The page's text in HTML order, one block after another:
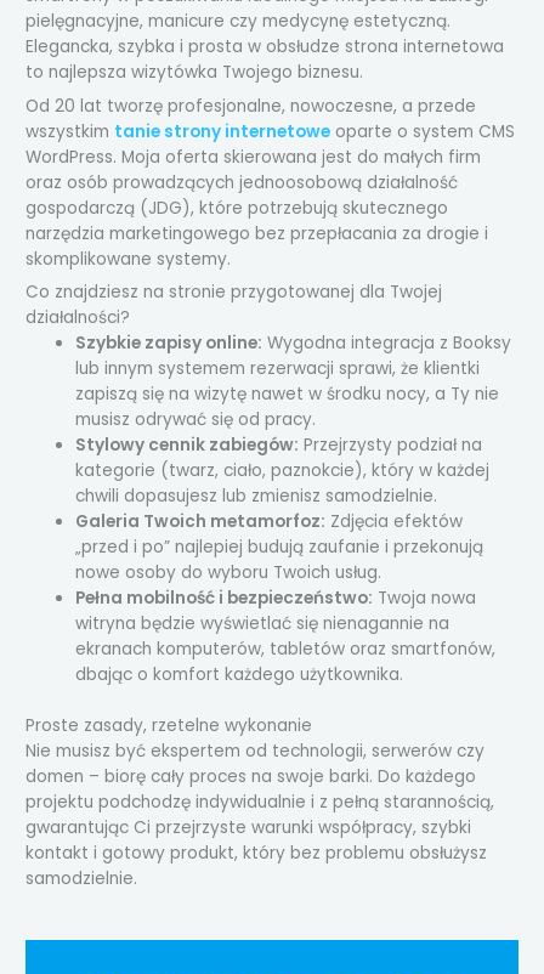
pielęgnacyjne, manicure czy medycynę estetyczną.
Elegancka, szybka i prosta w obsłudze strona internetowa
to najlepsza wizytówka Twojego biznesu.
Od 20 lat tworzę profesjonalne, nowoczesne, a przede
wszystkim tanie strony internetowe oparte o system CMS
WordPress. Moja oferta skierowana jest do małych firm
oraz osób prowadzących jednoosobową działalność
gospodarczą (JDG), które potrzebują skutecznego
narzędzia marketingowego bez przepłacania za drogie i
skomplikowane systemy.
Co znajdziesz na stronie przygotowanej dla Twojej
działalności?
Szybkie zapisy online: Wygodna integracja z Booksy
lub innym systemem rezerwacji sprawi, że klientki
zapiszą się na wizytę nawet w środku nocy, a Ty nie
musisz odrywać się od pracy.
Stylowy cennik zabiegów: Przejrzysty podział na
kategorie (twarz, ciało, paznokcie), który w każdej
chwili dopasujesz lub zmienisz samodzielnie.
Galeria Twoich metamorfoz: Zdjęcia efektów
„przed i po” najlepiej budują zaufanie i przekonują
nowe osoby do wyboru Twoich usług.
Pełna mobilność i bezpieczeństwo: Twoja nowa
witryna będzie wyświetlać się nienagannie na
ekranach komputerów, tabletów oraz smartfonów,
dbając o komfort każdego użytkownika.
Proste zasady, rzetelne wykonanie
Nie musisz być ekspertem od technologii, serwerów czy
domen – biorę cały proces na swoje barki. Do każdego
projektu podchodzę indywidualnie i z pełną starannością,
gwarantując Ci przejrzyste warunki współpracy, szybki
kontakt i gotowy produkt, który bez problemu obsłużysz
samodzielnie.